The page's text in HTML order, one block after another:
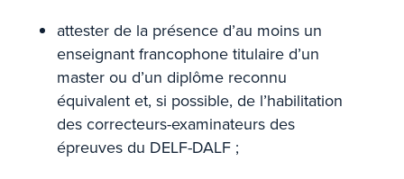
attester de la présence d’au moins un
enseignant francophone titulaire d’un
master ou d’un diplôme reconnu
équivalent et, si possible, de l’habilitation
des correcteurs-examinateurs des
épreuves du DELF-DALF ;